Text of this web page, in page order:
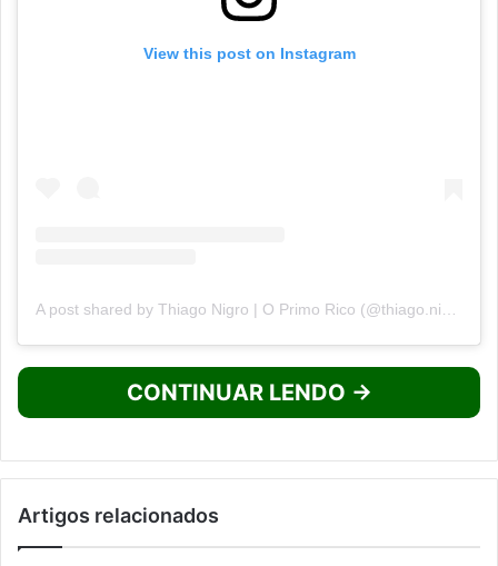
View this post on Instagram
CONTINUAR LENDO →
Artigos relacionados